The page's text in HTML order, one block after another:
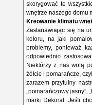
skorygować te
wnętrze naszego domu
Kreowanie klimatu
Zastanawiając się na
koloru, na jaki
problemy, ponieważ
odpowiednio
Niektórzy z nas wolą
żółcie i pomarańcze,
zarazem przytulny
„pomarańczowy jasny”,
marki Dekoral. Jeśli